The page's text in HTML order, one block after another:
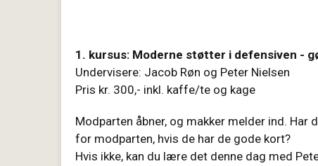
1. kursus: Moderne støtter i defensiven -
Undervisere: Jacob Røn og Peter Nielsen
Pris kr. 300,- inkl. kaffe/te og kage
Modparten åbner, og makker melder ind.
for modparten, hvis de har de gode kort?
Hvis ikke, kan du lære det denne dag med